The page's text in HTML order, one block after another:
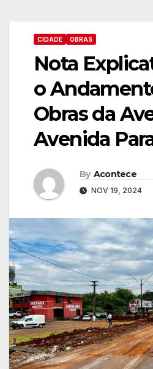
CIDADE OBRAS
Nota
o
Obras da
Avenida
By Acontece
NOV 19, 2024